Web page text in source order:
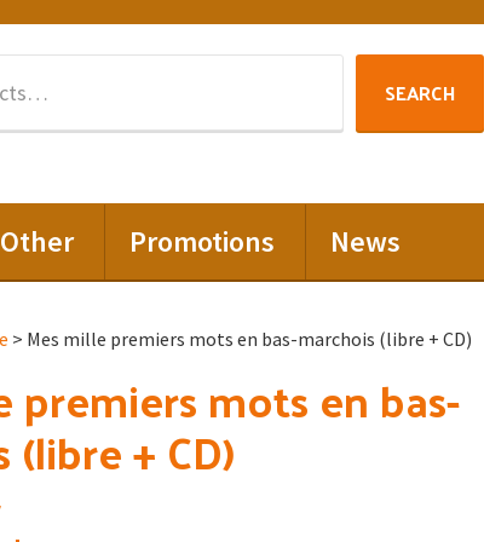
SEARCH
Other Promotions News
> Mes mille premiers mots en bas-marchois (libre + CD)
premiers mots en bas-
+ CD)